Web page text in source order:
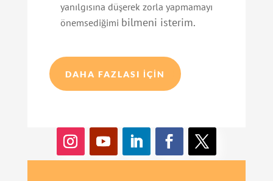
yanılgısına düşerek zorla yapmamayı
önemsediğimi bilmeni isterim.
DAHA FAZLASI IÇIN